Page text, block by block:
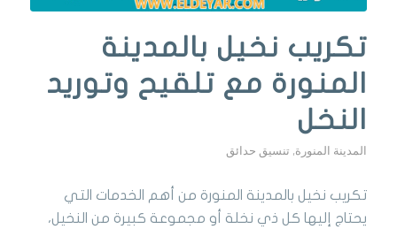
تكريب نخيل بالمدينة
المنورة مع تلقيح وتوريد
النخل
المدينة المنورة, تنسيق حدائق
تكريب نخيل بالمدينة المنورة من أهم الخدمات التي
يحتاج إليها كل ذي نخلة أو مجموعة كبيرة من النخيل،